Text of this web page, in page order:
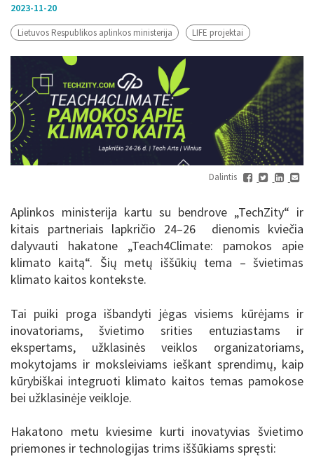
2023-11-20
Lietuvos Respublikos aplinkos ministerija LIFE projektai
Dalintis
Aplinkos ministerija kartu su bendrove „TechZity“ ir
kitais partneriais lapkričio 24–26 dienomis kviečia
dalyvauti hakatone „Teach4Climate: pamokos apie
klimato kaitą“. Šių metų iššūkių tema – švietimas
klimato kaitos kontekste.
Tai puiki proga išbandyti jėgas visiems kūrėjams ir
inovatoriams, švietimo srities entuziastams ir
ekspertams, užklasinės veiklos organizatoriams,
mokytojams ir moksleiviams ieškant sprendimų, kaip
kūrybiškai integruoti klimato kaitos temas pamokose
bei užklasinėje veikloje.
Hakatono metu kviesime kurti inovatyvias švietimo
priemones ir technologijas trims iššūkiams spręsti: